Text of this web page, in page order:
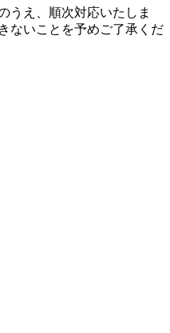
うえ、順次対応いたしま
ないことを予めご了承くだ